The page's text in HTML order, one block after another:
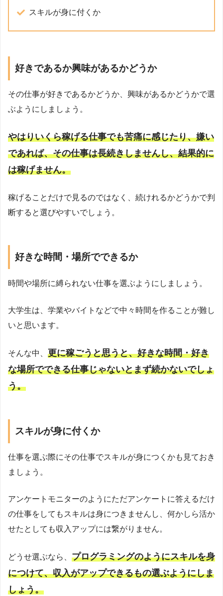
スキルが身に付くか
好きであるか興味があるかどうか
その仕事が好きであるかどうか、興味があるかどうかで選
ぶようにしましょう。
やはりいくら稼げる仕事でも苦痛に感じたり、嫌い
であれば、その仕事は長続きしませんし、結果的に
は稼げません。
稼げることだけで見るのではなく、続けれるかどうかで判
断すると選びやすいでしょう。
好きな時間・場所でできるか
時間や場所に縛られない仕事を選ぶようにしましょう。
大学生は、学業やバイトなどで中々時間を作ることが難し
いと思います。
そんな中、 更に稼ごうと思うと、好きな時間・好き
な場所でできる仕事じゃないとまず続かないでしょ
う。
スキルが身に付くか
仕事を選ぶ際にその仕事でスキルが身につくかも見ておき
ましょう。
アンケートモニターのようにただアンケートに答えるだけ
の仕事をしてもスキルは身につきませんし、何かしら活か
せたとしても収入アップには繋がりません。
どうせ選ぶなら、 プログラミングのようにスキルを身
につけて、収入がアップできるもの選ぶようにしま
しょう。